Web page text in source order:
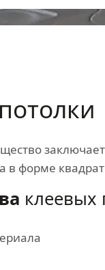
потолки
в форме
клеевых